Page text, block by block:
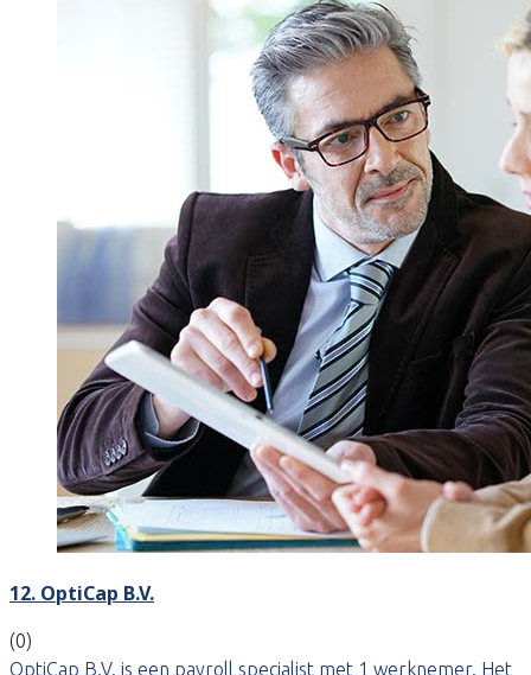
12. OptiCap B.V.
(0)
OptiCap B.V. is een payroll specialist met 1 werknemer. Het